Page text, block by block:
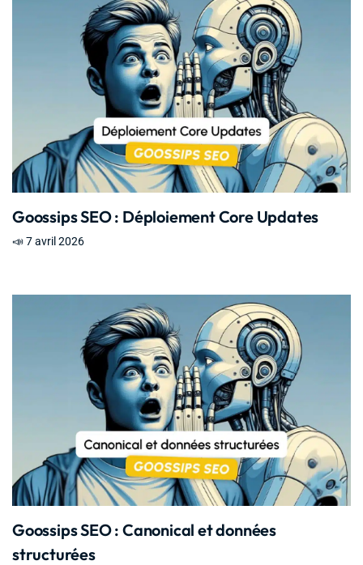
Goossips SEO : Déploiement Core Updates
📣 7 avril 2026
Goossips SEO : Canonical et données
structurées